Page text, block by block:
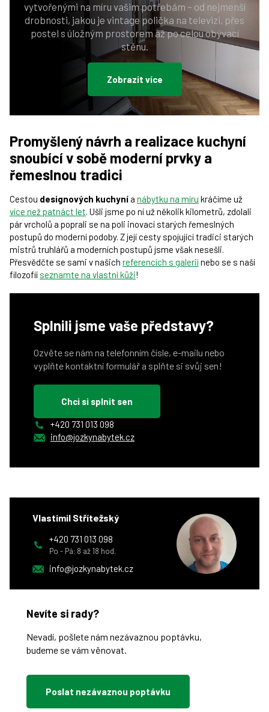
vytvořenými na míru vašim potřebám – od nejmenší
drobnosti, jakou je vintage polička na televizi, přes
postel s úložným prostorem až po celou obývací
stěnu.
Zobrazit více
Promyšlený návrh a realizace kuchyní
snoubící v sobě moderní prvky a
řemeslnou tradici
Cestou designových kuchyní a nábytku na míru kráčíme už
více než patnáct let. Ušli jsme po ní už několik kilometrů, zdolali
pár vrcholů a poprali se na poli inovací starých řemeslných
postupů do moderní podoby. Z její cesty spojující tradici starých
mistrů truhlářů a moderních postupů jsme však nesešli.
Přesvědčte se sami v našich referencích s galeriínebo se s naší
filozofií seznamte na vlastní kůži!
Splnili jsme vaše představy?
Ozvěte se nám na telefonním čísle, e-mailu nebo
vyplňte kontaktní formulář a splňte si svůj sen!
Chci si splnit sen
+420 731 013 098
info@jozkynabytek.cz
Vlastimil Střítežský
+420 731 013 098
Po - Pá: 8 až 18 hod.
info@jozkynabytek.cz
Nevíte si rady?
Nevadí, pošlete nám nezávaznou poptávku,
budeme se vám věnovat.
Poslat nezávaznou poptávku